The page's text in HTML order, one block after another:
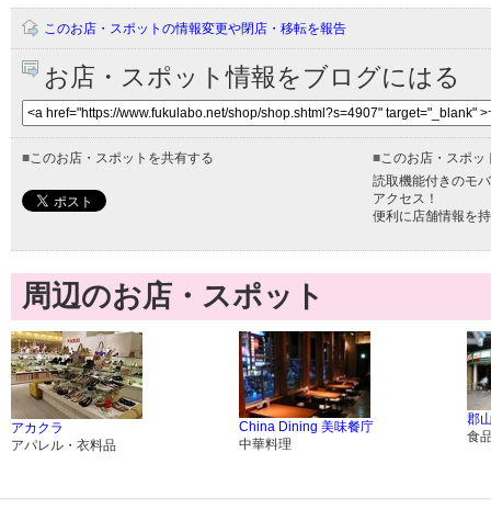
このお店・スポットの情報変更や閉店・移転を報告
お店・スポット情報をブログにはる
■このお店・スポットを共有する ■このお店・スポッ
読取機能付きのモ
アクセス！
便利に店舗情報を
周辺のお店・スポット
アカクラ
アパレル・衣料品
China Dining 美味餐庁
中華料理
郡
食